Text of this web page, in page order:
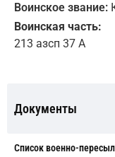
Воинское звание:
Воинская часть:
213 азсп 37 А
Документы
Cписок военно-